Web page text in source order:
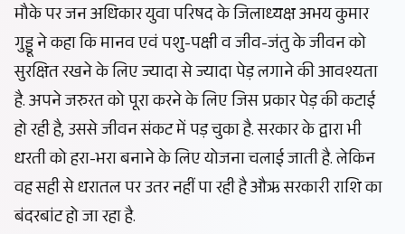
मौके पर जन अधिकार युवा परिषद के जिलाध्यक्ष अभय कुमार
गुड्डू ने कहा कि मानव एवं पशु-पक्षी व जीव-जंतु के जीवन को
सुरक्षित रखने के लिए ज्यादा से ज्यादा पेड़ लगाने की आवश्यता
है. अपने जरुरत को पूरा करने के लिए जिस प्रकार पेड़ की कटाई
हो रही है, उससे जीवन संकट में पड़ चुका है. सरकार के द्वारा भी
धरती को हरा-भरा बनाने के लिए योजना चलाई जाती है. लेकिन
वह सही से धरातल पर उतर नहीं पा रही है औऋ सरकारी राशि का
बंदरबांट हो जा रहा है.